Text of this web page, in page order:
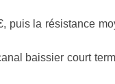
puis la résistance
baissier court